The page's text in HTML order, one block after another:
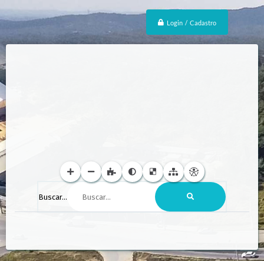
Login / Cadastro
Buscar...